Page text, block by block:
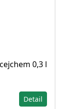
0,3 l
Detail